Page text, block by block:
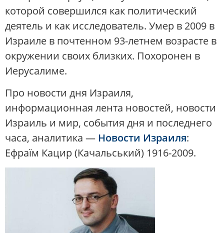
которой совершился как политический
деятель и как исследователь. Умер в 2009 в
Израиле в почтенном 93-летнем возрасте в
окружении своих близких. Похоронен в
Иерусалиме.
Про новости дня Израиля,
информационная лента новостей, новости
Израиль и мир, события дня и последнего
часа, аналитика — Новости Израиля:
Ефраїм Кацир (Качальський) 1916-2009.